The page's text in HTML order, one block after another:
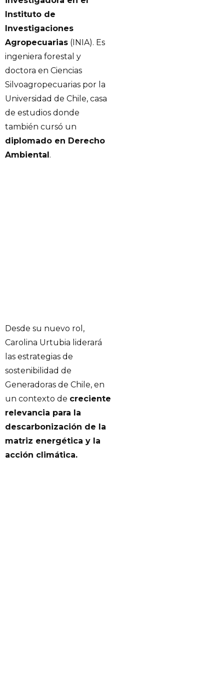
Instituto de
Investigaciones
Agropecuarias (INIA). Es
ingeniera forestal y
doctora en Ciencias
Silvoagropecuarias por la
Universidad de Chile, casa
de estudios donde
también cursó un
diplomado en Derecho
Ambiental.
Desde su nuevo rol,
Carolina Urtubia liderará
las estrategias de
sostenibilidad de
Generadoras de Chile, en
un contexto de creciente
relevancia para la
descarbonización de la
matriz energética y la
acción climática.